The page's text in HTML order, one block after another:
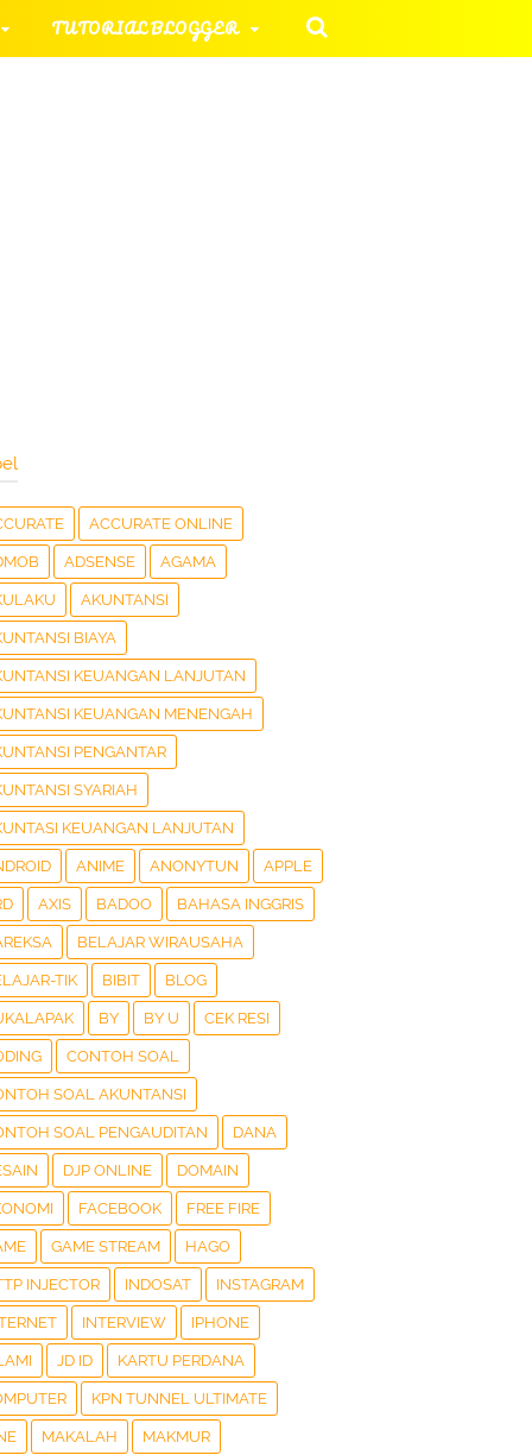
TUTORIAL BLOGGER
ACCURATE ONLINE
ADSENSE AGAMA
AKUNTANSI
BIAYA
KEUANGAN LANJUTAN
KEUANGAN MENENGAH
PENGANTAR
SYARIAH
KEUANGAN LANJUTAN
ANIME ANONYTUN APPLE
AXIS BADOO BAHASA INGGRIS
BELAJAR WIRAUSAHA
TIK BIBIT BLOG
BY BY U CEK RESI
CONTOH SOAL
SOAL AKUNTANSI
SOAL PENGAUDITAN DANA
DJP ONLINE DOMAIN
FACEBOOK FREE FIRE
GAME STREAM HAGO
INJECTOR INDOSAT INSTAGRAM
INTERVIEW IPHONE
JD ID KARTU PERDANA
KPN TUNNEL ULTIMATE
MAKALAH MAKMUR